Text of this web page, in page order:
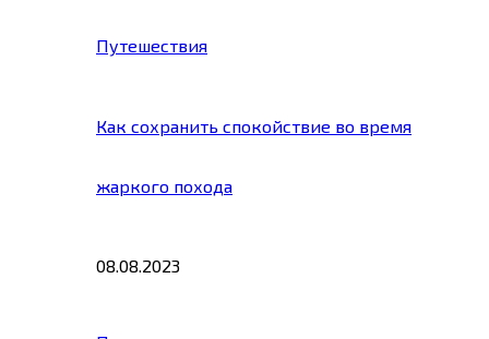
Путешествия
Как сохранить спокойствие во время
жаркого похода
08.08.2023